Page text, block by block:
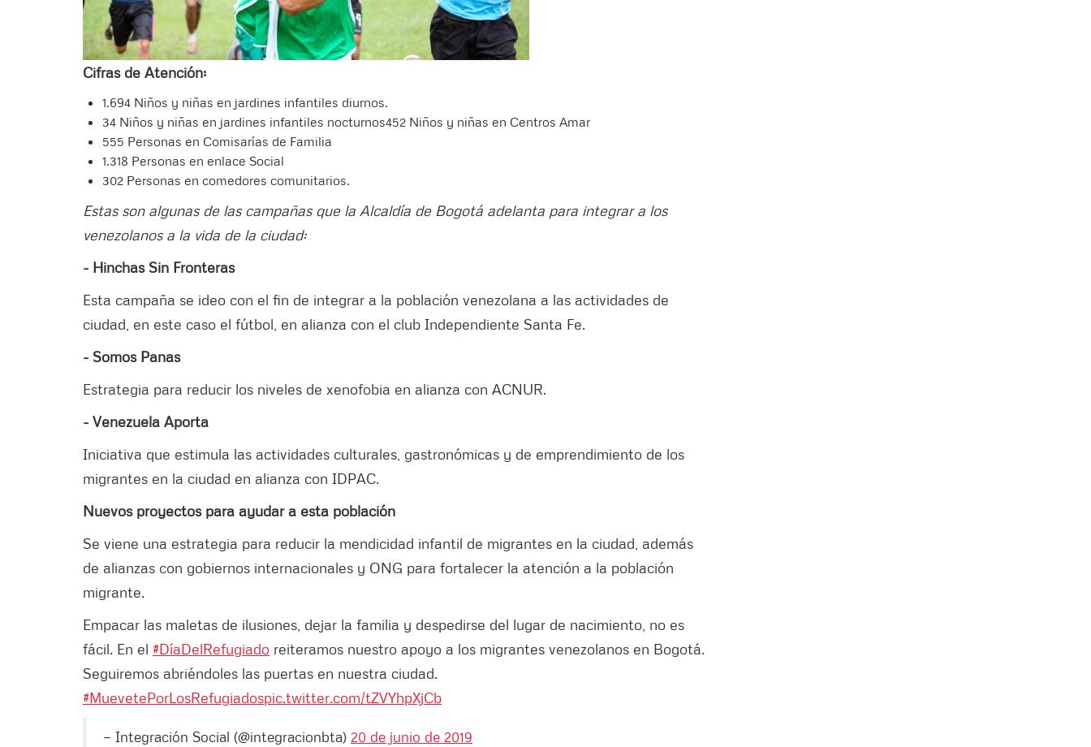
Cifras de Atención:
1.694 Niños y niñas en jardines infantiles diurnos.
34 Niños y niñas en jardines infantiles nocturnos452 Niños y niñas en Centros Amar
555 Personas en Comisarías de Familia
1.318 Personas en enlace Social
302 Personas en comedores comunitarios.
Estas son algunas de las campañas que la Alcaldía de Bogotá adelanta para integrar a los
venezolanos a la vida de la ciudad:
- Hinchas Sin Fronteras
Esta campaña se ideo con el fin de integrar a la población venezolana a las actividades de
ciudad, en este caso el fútbol, en alianza con el club Independiente Santa Fe.
- Somos Panas
Estrategia para reducir los niveles de xenofobia en alianza con ACNUR.
- Venezuela Aporta
Iniciativa que estimula las actividades culturales, gastronómicas y de emprendimiento de los
migrantes en la ciudad en alianza con IDPAC.
Nuevos proyectos para ayudar a esta población
Se viene una estrategia para reducir la mendicidad infantil de migrantes en la ciudad, además
de alianzas con gobiernos internacionales y ONG para fortalecer la atención a la población
migrante.
Empacar las maletas de ilusiones, dejar la familia y despedirse del lugar de nacimiento, no es
fácil. En el #DíaDelRefugiado reiteramos nuestro apoyo a los migrantes venezolanos en Bogotá.
Seguiremos abriéndoles las puertas en nuestra ciudad.
#MuevetePorLosRefugiadospic.twitter.com/tZVYhpXjCb
— Integración Social (@integracionbta) 20 de junio de 2019